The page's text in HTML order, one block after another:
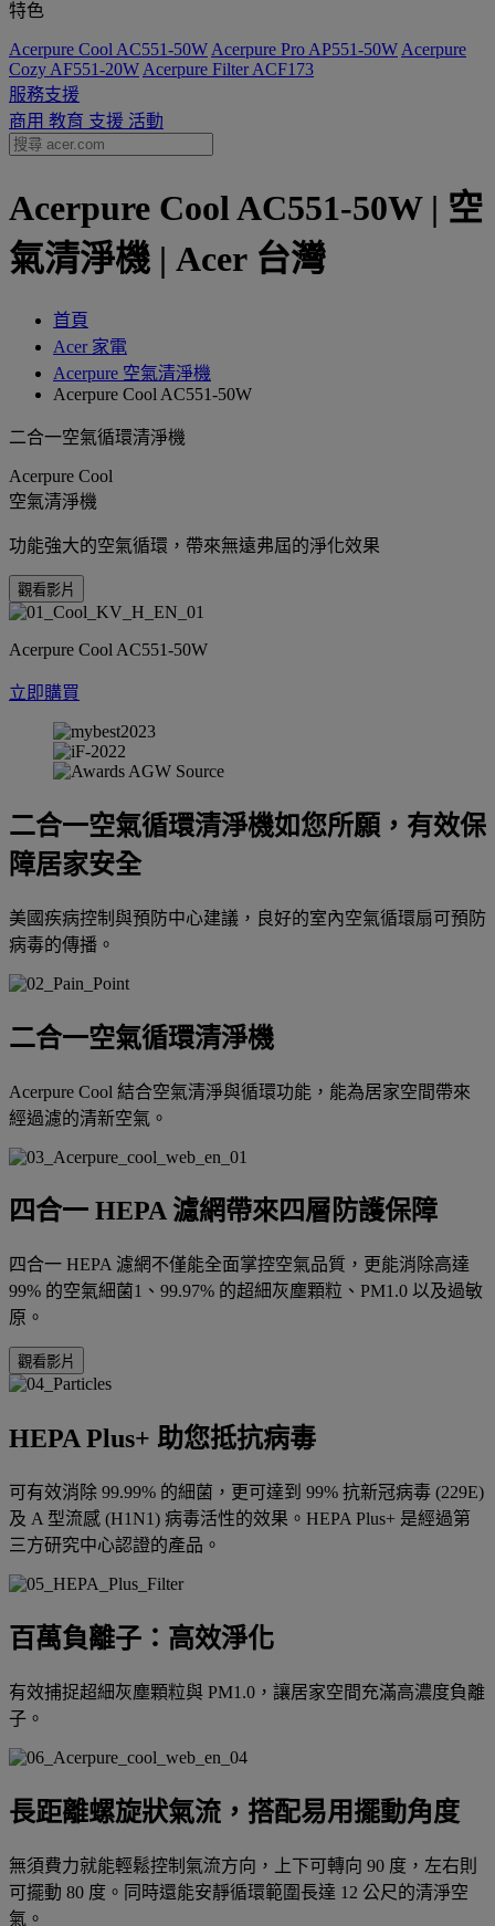
特色
Acerpure Cool AC551-50W Acerpure Pro AP551-50W Acerpure
Cozy AF551-20W Acerpure Filter ACF173
服務支援
商用 教育 支援 活動
Acerpure Cool AC551-50W | 空
氣清淨機 | Acer 台灣
首頁
Acer 家電
Acerpure 空氣清淨機
Acerpure Cool AC551-50W
二合一空氣循環清淨機
Acerpure Cool
空氣清淨機
功能強大的空氣循環，帶來無遠弗屆的淨化效果
觀看影片
Acerpure Cool AC551-50W
立即購買
二合一空氣循環清淨機如您所願，有效保
障居家安全
美國疾病控制與預防中心建議，良好的室內空氣循環扇可預防
病毒的傳播。
二合一空氣循環清淨機
Acerpure Cool 結合空氣清淨與循環功能，能為居家空間帶來
經過濾的清新空氣。
四合一 HEPA 濾網帶來四層防護保障
四合一 HEPA 濾網不僅能全面掌控空氣品質，更能消除高達
99% 的空氣細菌1、99.97% 的超細灰塵顆粒、PM1.0 以及過敏
原。
觀看影片
HEPA Plus+ 助您抵抗病毒
可有效消除 99.99% 的細菌，更可達到 99% 抗新冠病毒 (229E)
及 A 型流感 (H1N1) 病毒活性的效果。HEPA Plus+ 是經過第
三方研究中心認證的產品。
百萬負離子：高效淨化
有效捕捉超細灰塵顆粒與 PM1.0，讓居家空間充滿高濃度負離
子。
長距離螺旋狀氣流，搭配易用擺動角度
無須費力就能輕鬆控制氣流方向，上下可轉向 90 度，左右則
可擺動 80 度。同時還能安靜循環範圍長達 12 公尺的清淨空
氣。